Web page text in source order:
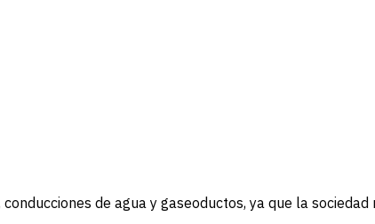
de agua y gaseoductos, ya que la